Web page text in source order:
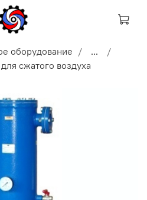
оборудование
...
сжатого воздуха